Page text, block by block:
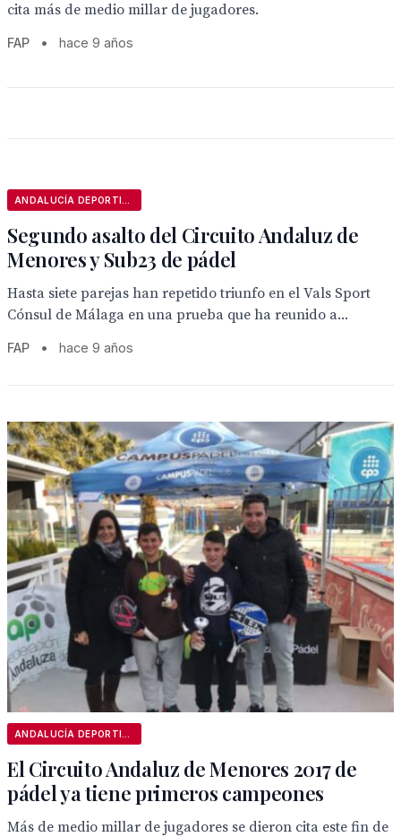
cita más de medio millar de jugadores.
FAP • hace 9 años
Segundo asalto del Circuito Andaluz de
Menores y Sub23 de pádel
Hasta siete parejas han repetido triunfo en el Vals Sport
Cónsul de Málaga en una prueba que ha reunido a...
FAP • hace 9 años
El Circuito Andaluz de Menores 2017 de
pádel ya tiene primeros campeones
Más de medio millar de jugadores se dieron cita este fin de